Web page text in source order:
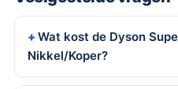
Wat kost de Dyson
Nikkel/Koper?